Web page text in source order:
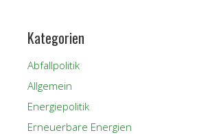
Kategorien
Abfallpolitik
Allgemein
Energiepolitik
Erneuerbare Energien